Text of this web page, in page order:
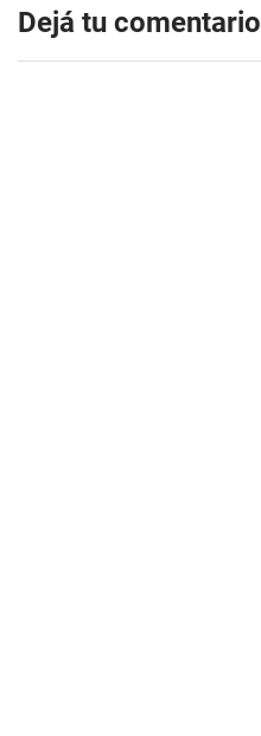
Dejá tu comentario